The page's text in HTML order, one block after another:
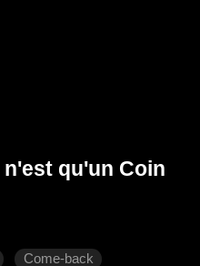
qu'un Coin
Come-back